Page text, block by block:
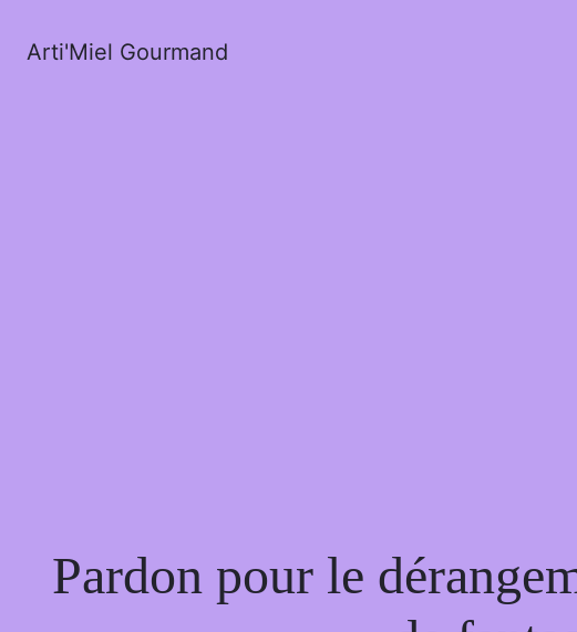
Arti'Miel Gourmand
Pardon pour le